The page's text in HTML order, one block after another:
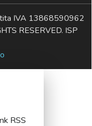
IVA 13868590962
RESERVED. ISP
RSS